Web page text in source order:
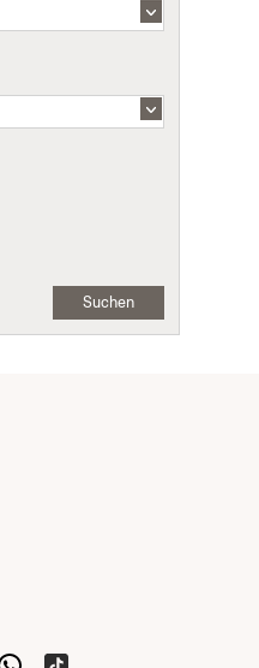
Suchen